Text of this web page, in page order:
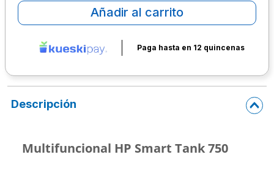
Añadir al carrito
Paga hasta en 12 quincenas
Descripción
Multifuncional HP Smart Tank 750